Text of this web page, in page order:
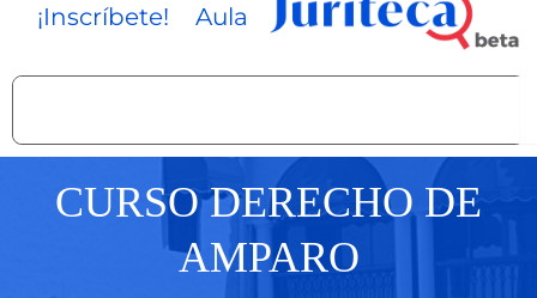
¡Inscríbete! Aula
Search
CURSO DERECHO DE
AMPARO